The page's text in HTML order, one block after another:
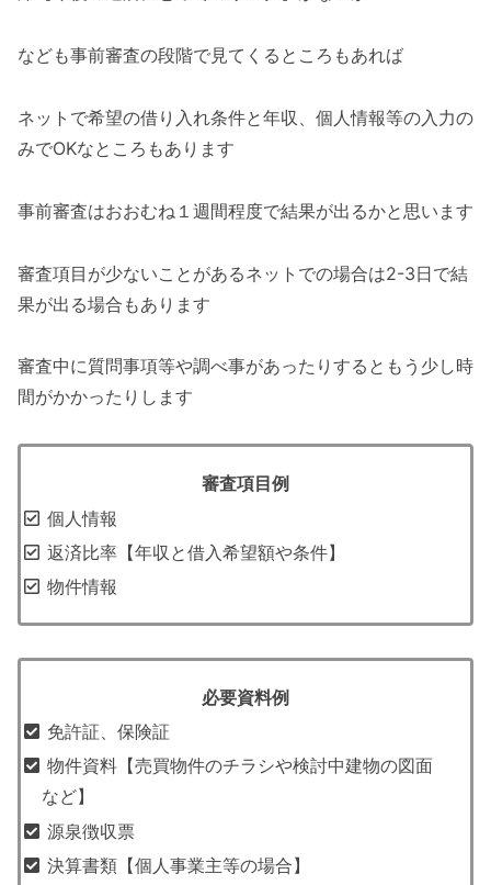
なども事前審査の段階で見てくるところもあれば
ネットで希望の借り入れ条件と年収、個人情報等の入力の
みでOKなところもあります
事前審査はおおむね１週間程度で結果が出るかと思います
審査項目が少ないことがあるネットでの場合は2-3日で結
果が出る場合もあります
審査中に質問事項等や調べ事があったりするともう少し時
間がかかったりします
審査項目例
個人情報
返済比率【年収と借入希望額や条件】
物件情報
必要資料例
免許証、保険証
物件資料【売買物件のチラシや検討中建物の図面
など】
源泉徴収票
決算書類【個人事業主等の場合】